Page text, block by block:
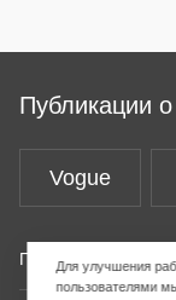
Публикации
Vogue
Покупателям
Для улучшения
пользователями